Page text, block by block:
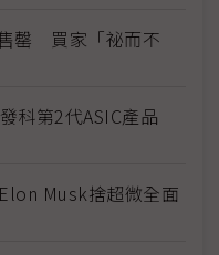
罄 買家「祕而不
科第2代ASIC產品
Musk捨超微全面